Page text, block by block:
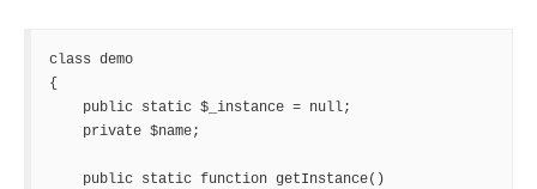
class demo
{
public static $_instance = null;
private $name;
public static function getInstance()